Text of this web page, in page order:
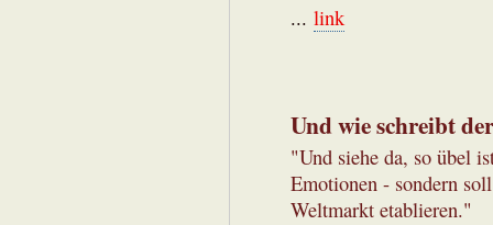
... link
Und wie schreibt
"Und siehe da, so übel
Emotionen - sondern
Weltmarkt etablieren."